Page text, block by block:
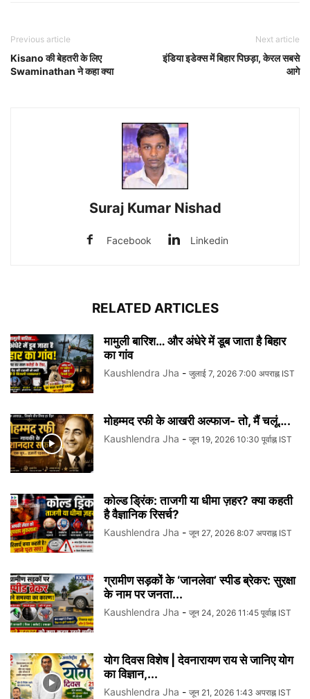
Previous article
Kisano की बेहतरी के लिए
Swaminathan ने कहा क्या
Next article
इंडिया इडेक्स में बिहार पिछड़ा, केरल सबसे
आगे
Suraj Kumar Nishad
Facebook Linkedin
RELATED ARTICLES
मामुली बारिश… और अंधेरे में डूब जाता है बिहार
का गांव
Kaushlendra Jha - जुलाई 7, 2026 7:00 अपराह्न IST
मोहम्मद रफी के आखरी अल्फाज- तो, मैं चलूं….
Kaushlendra Jha - जून 19, 2026 10:30 पूर्वाह्न IST
कोल्ड ड्रिंक: ताजगी या धीमा ज़हर? क्या कहती
है वैज्ञानिक रिसर्च?
Kaushlendra Jha - जून 27, 2026 8:07 अपराह्न IST
ग्रामीण सड़कों के ‘जानलेवा’ स्पीड ब्रेकर: सुरक्षा
के नाम पर जनता...
Kaushlendra Jha - जून 24, 2026 11:45 पूर्वाह्न IST
योग दिवस विशेष | देवनारायण राय से जानिए योग
का विज्ञान,...
Kaushlendra Jha - जून 21, 2026 1:43 अपराह्न IST